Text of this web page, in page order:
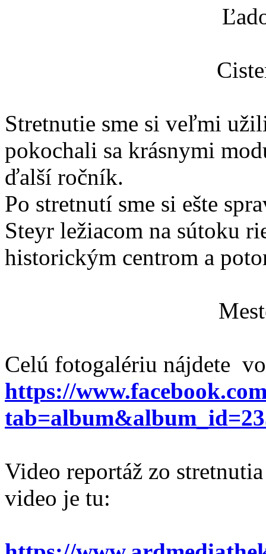
Stretnutie sme si veľmi
pokochali sa krásnymi
ďalší ročník.
Po stretnutí sme si ešte
Steyr ležiacom na sútoku
historickým centrom a
Celú fotogalériu nájdete
https://
Video reportáž zo
video je tu: